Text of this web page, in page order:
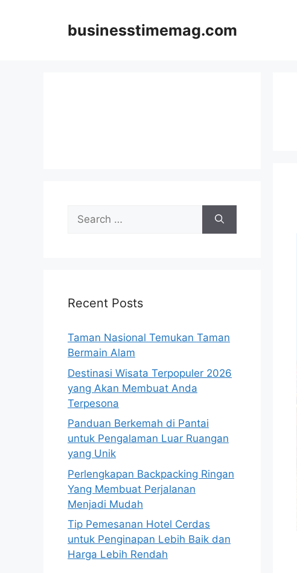
businesstimemag.com
Search
for:
Recent Posts
Taman Nasional Temukan Taman
Bermain Alam
Destinasi Wisata Terpopuler 2026
yang Akan Membuat Anda
Terpesona
Panduan Berkemah di Pantai
untuk Pengalaman Luar Ruangan
yang Unik
Perlengkapan Backpacking Ringan
Yang Membuat Perjalanan
Menjadi Mudah
Tip Pemesanan Hotel Cerdas
untuk Penginapan Lebih Baik dan
Harga Lebih Rendah